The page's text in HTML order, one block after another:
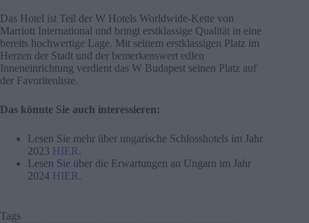
Das Hotel ist Teil der W Hotels Worldwide-Kette von
Marriott International und bringt erstklassige Qualität in eine
bereits hochwertige Lage. Mit seinem erstklassigen Platz im
Herzen der Stadt und der bemerkenswert edlen
Inneneinrichtung verdient das W Budapest seinen Platz auf
der Favoritenliste.
Das könnte Sie auch interessieren:
Lesen Sie mehr über ungarische Schlosshotels im Jahr
2023 HIER.
Lesen Sie über die Erwartungen an Ungarn im Jahr
2024 HIER.
Tags